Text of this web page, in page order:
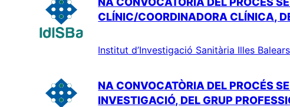
CLÍNIC/COORDINADORA CLÍNICA,
Institut d’Investigació Sanitària Illes Balears
NA CONVOCATÒRIA DEL PROCÉS
INVESTIGACIÓ, DEL GRUP